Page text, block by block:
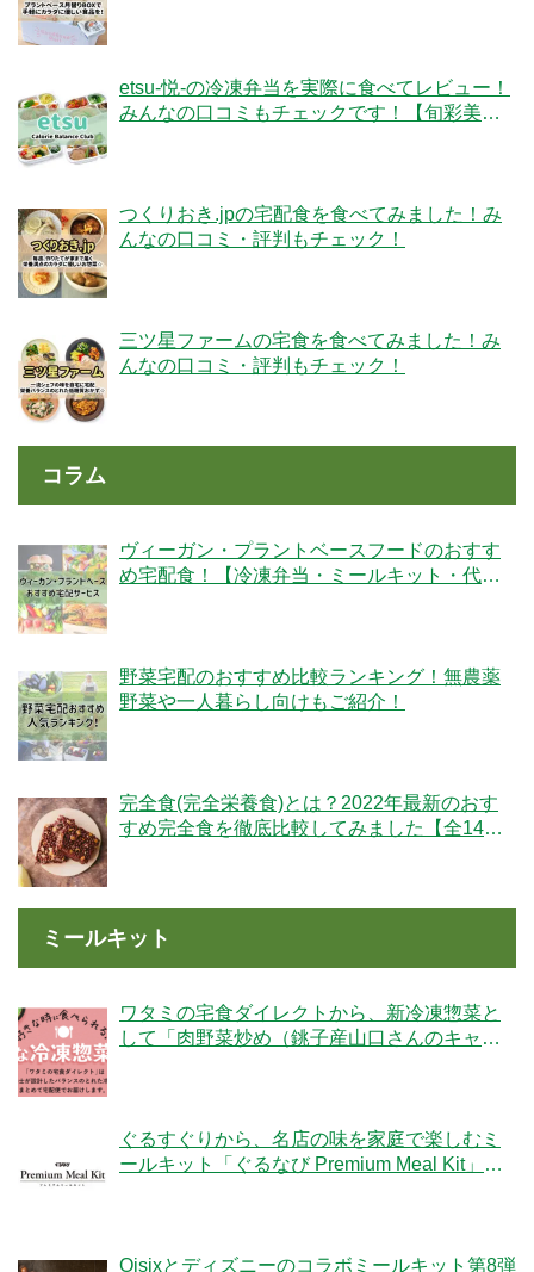
etsu-悦-の冷凍弁当を実際に食べてレビュー！
みんなの口コミもチェックです！【旬彩美
つくりおき.jpの宅配食を食べてみました！み
んなの口コミ・評判もチェック！
三ツ星ファームの宅食を食べてみました！み
んなの口コミ・評判もチェック！
コラム
ヴィーガン・プラントベースフードのおすす
め宅配食！【冷凍弁当・ミールキット・代替
野菜宅配のおすすめ比較ランキング！無農薬
野菜や一人暮らし向けもご紹介！
完全食(完全栄養食)とは？2022年最新のおす
すめ完全食を徹底比較してみました【全14
ミールキット
ワタミの宅食ダイレクトから、新冷凍惣菜と
して「肉野菜炒め（銚子産山口さんのキャベ
ぐるすぐりから、名店の味を家庭で楽しむミ
ールキット「ぐるなび Premium Meal Kit」シ
Oisixとディズニーのコラボミールキット第8弾